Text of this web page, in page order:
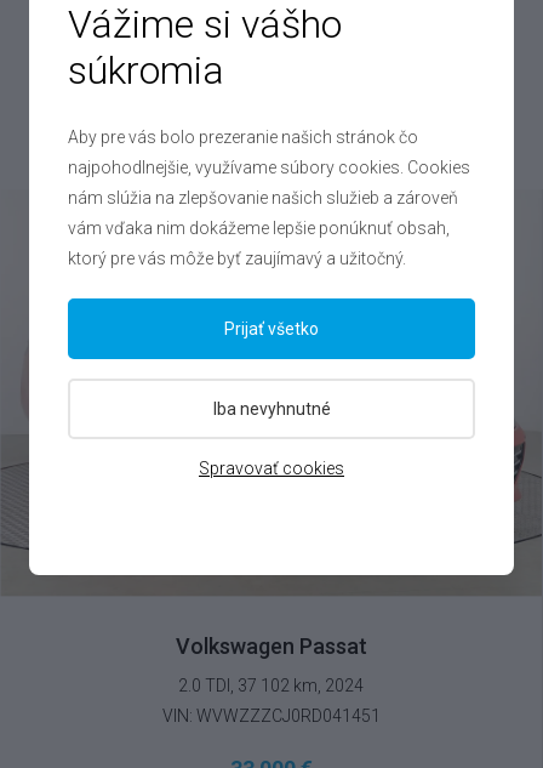
Chcem práve toto auto
Mohlo by vás zaujímať
Volkswagen Passat
2.0 TDI, 37 102 km, 2024
VIN: WVWZZZCJ0RD041451
Vážime si vášho
súkromia
Aby pre vás bolo prezeranie našich stránok čo
najpohodlnejšie, využívame súbory cookies. Cookies
nám slúžia na zlepšovanie našich služieb a zároveň
vám vďaka nim dokážeme lepšie ponúknuť obsah,
ktorý pre vás môže byť zaujímavý a užitočný.
Spravovať cookies
Iba nevyhnutné
Prijať všetko